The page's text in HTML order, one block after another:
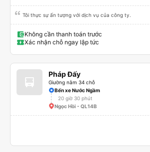
Tôi thực sự ấn tượng với dịch vụ của công ty.
Không cần thanh toán trước
Xác nhận chỗ ngay lập tức
Pháp Đấy
Giường nằm 34 chỗ
Bến xe Nước Ngầm
20 giờ 30 phút
Ngọc Hồi - QL14B